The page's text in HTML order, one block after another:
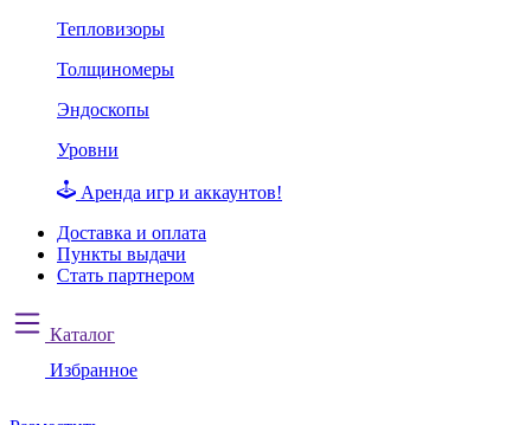
Тепловизоры
Толщиномеры
Эндоскопы
Уровни
Аренда игр и аккаунтов!
Доставка и оплата
Пункты выдачи
Стать партнером
Каталог
Избранное